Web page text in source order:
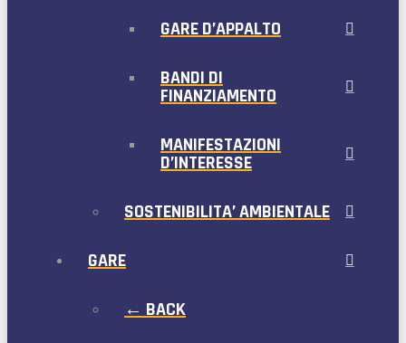
GARE D’APPALTO
BANDI DI
FINANZIAMENTO
MANIFESTAZIONI
D’INTERESSE
SOSTENIBILITA’ AMBIENTALE
GARE
← BACK